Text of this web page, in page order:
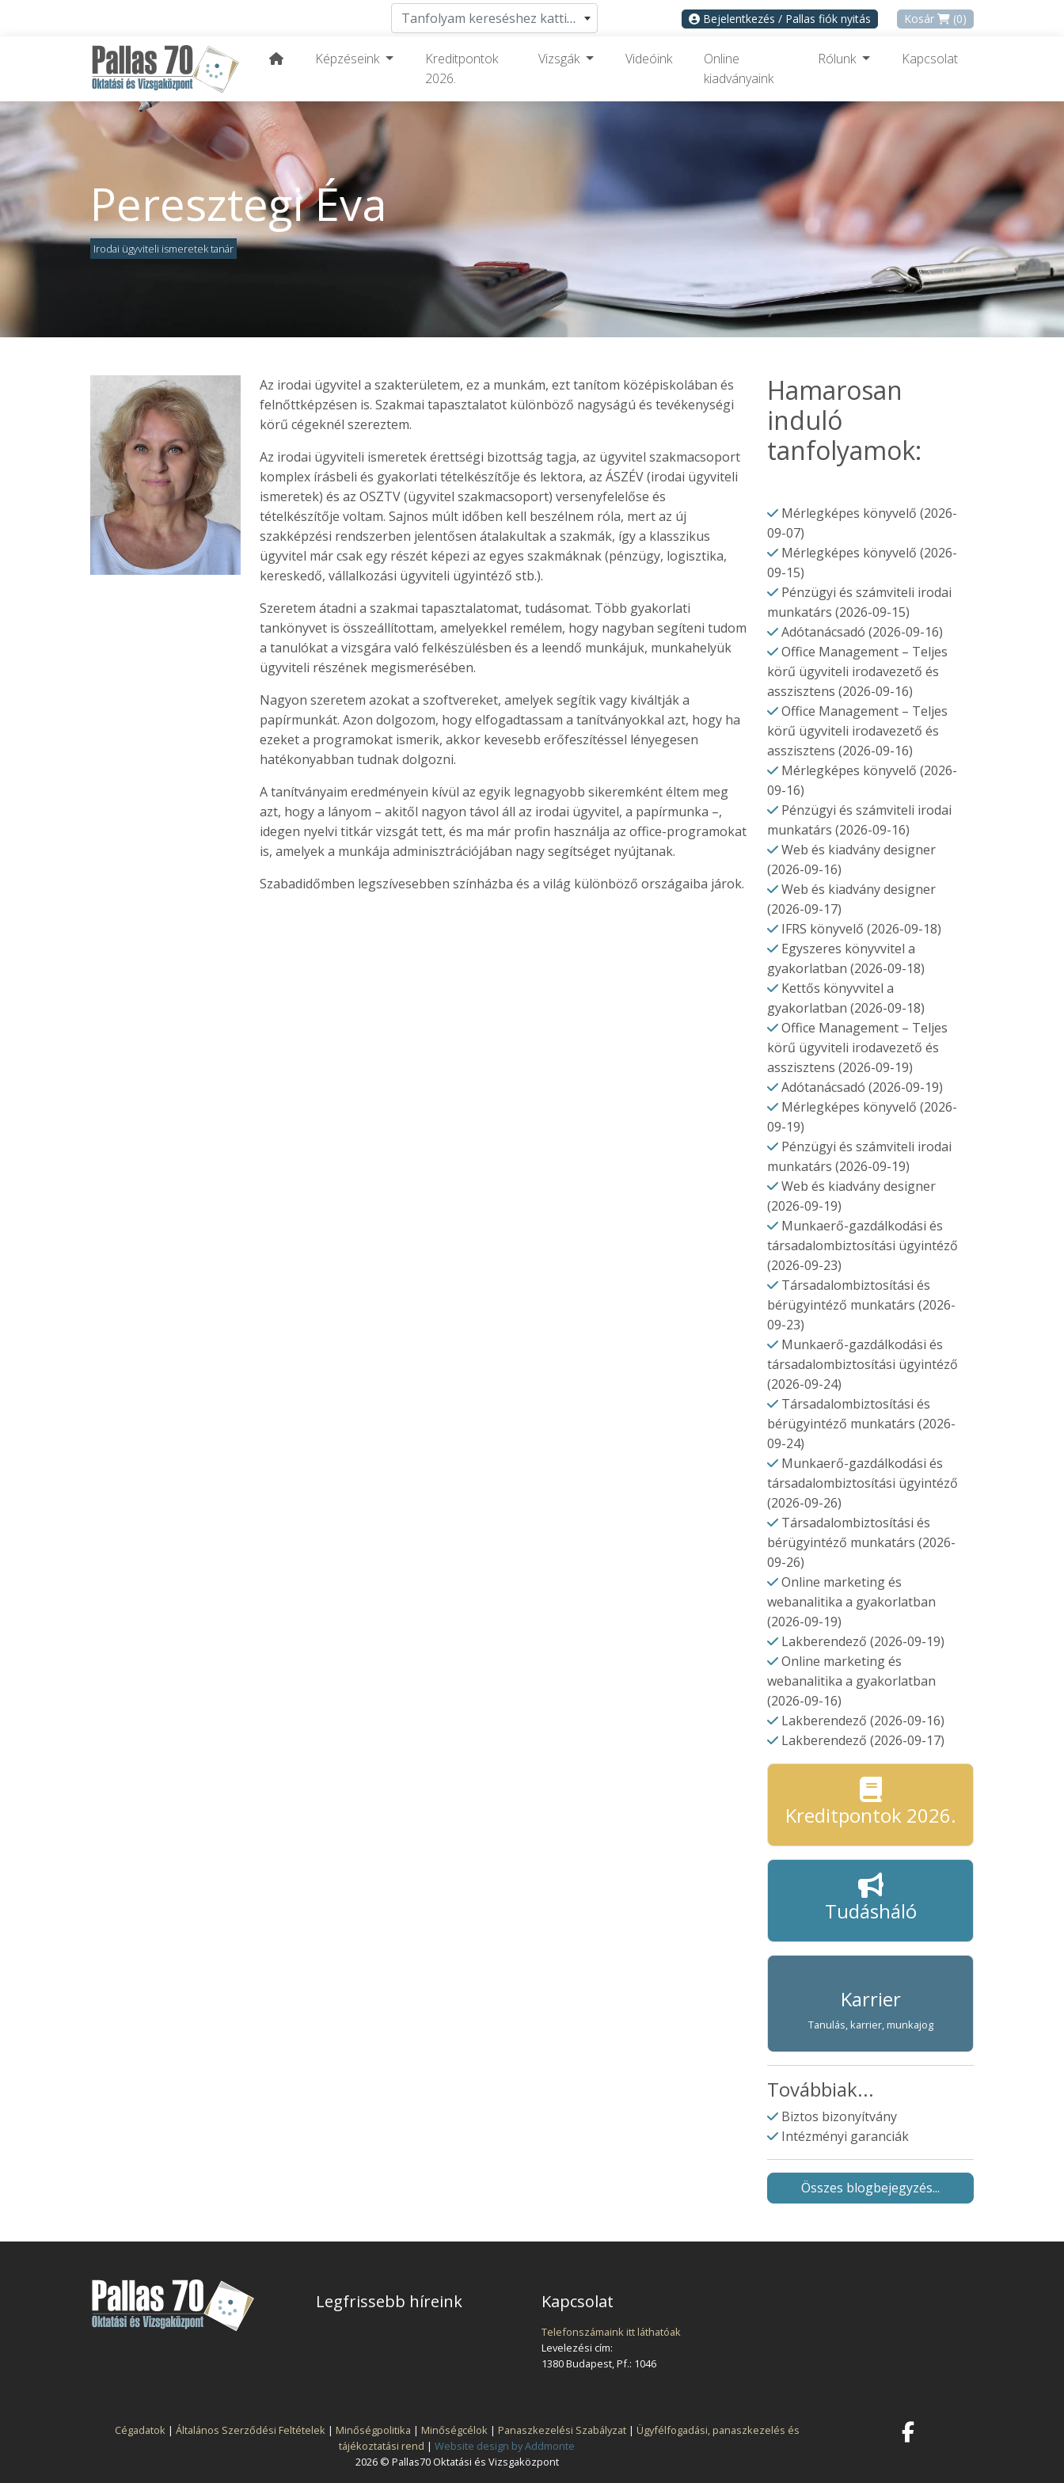
Tanfolyam kereséshez kattints ide Bejelentkezés / Pallas fiók nyitás Kosár (0)
Képzéseink
Kreditpontok
2026.
Vizsgák Videóink
Online
kiadványaink
Rólunk Kapcsolat
Peresztegi Éva
Irodai ügyviteli ismeretek tanár
Az irodai ügyvitel a szakterületem, ez a munkám, ezt tanítom középiskolában és
felnőttképzésen is. Szakmai tapasztalatot különböző nagyságú és tevékenységi
körű cégeknél szereztem.
Az irodai ügyviteli ismeretek érettségi bizottság tagja, az ügyvitel szakmacsoport
komplex írásbeli és gyakorlati tételkészítője és lektora, az ÁSZÉV (irodai ügyviteli
ismeretek) és az OSZTV (ügyvitel szakmacsoport) versenyfelelőse és
tételkészítője voltam. Sajnos múlt időben kell beszélnem róla, mert az új
szakképzési rendszerben jelentősen átalakultak a szakmák, így a klasszikus
ügyvitel már csak egy részét képezi az egyes szakmáknak (pénzügy, logisztika,
kereskedő, vállalkozási ügyviteli ügyintéző stb.).
Szeretem átadni a szakmai tapasztalatomat, tudásomat. Több gyakorlati
tankönyvet is összeállítottam, amelyekkel remélem, hogy nagyban segíteni tudom
a tanulókat a vizsgára való felkészülésben és a leendő munkájuk, munkahelyük
ügyviteli részének megismerésében.
Nagyon szeretem azokat a szoftvereket, amelyek segítik vagy kiváltják a
papírmunkát. Azon dolgozom, hogy elfogadtassam a tanítványokkal azt, hogy ha
ezeket a programokat ismerik, akkor kevesebb erőfeszítéssel lényegesen
hatékonyabban tudnak dolgozni.
A tanítványaim eredményein kívül az egyik legnagyobb sikeremként éltem meg
azt, hogy a lányom – akitől nagyon távol áll az irodai ügyvitel, a papírmunka –,
idegen nyelvi titkár vizsgát tett, és ma már profin használja az office-programokat
is, amelyek a munkája adminisztrációjában nagy segítséget nyújtanak.
Szabadidőmben legszívesebben színházba és a világ különböző országaiba járok.
Hamarosan
induló
tanfolyamok:
Mérlegképes könyvelő (2026-
09-07)
Mérlegképes könyvelő (2026-
09-15)
Pénzügyi és számviteli irodai
munkatárs (2026-09-15)
Adótanácsadó (2026-09-16)
Office Management – Teljes
körű ügyviteli irodavezető és
asszisztens (2026-09-16)
Office Management – Teljes
körű ügyviteli irodavezető és
asszisztens (2026-09-16)
Mérlegképes könyvelő (2026-
09-16)
Pénzügyi és számviteli irodai
munkatárs (2026-09-16)
Web és kiadvány designer
(2026-09-16)
Web és kiadvány designer
(2026-09-17)
IFRS könyvelő (2026-09-18)
Egyszeres könyvvitel a
gyakorlatban (2026-09-18)
Kettős könyvvitel a
gyakorlatban (2026-09-18)
Office Management – Teljes
körű ügyviteli irodavezető és
asszisztens (2026-09-19)
Adótanácsadó (2026-09-19)
Mérlegképes könyvelő (2026-
09-19)
Pénzügyi és számviteli irodai
munkatárs (2026-09-19)
Web és kiadvány designer
(2026-09-19)
Munkaerő-gazdálkodási és
társadalombiztosítási ügyintéző
(2026-09-23)
Társadalombiztosítási és
bérügyintéző munkatárs (2026-
09-23)
Munkaerő-gazdálkodási és
társadalombiztosítási ügyintéző
(2026-09-24)
Társadalombiztosítási és
bérügyintéző munkatárs (2026-
09-24)
Munkaerő-gazdálkodási és
társadalombiztosítási ügyintéző
(2026-09-26)
Társadalombiztosítási és
bérügyintéző munkatárs (2026-
09-26)
Online marketing és
webanalitika a gyakorlatban
(2026-09-19)
Lakberendező (2026-09-19)
Online marketing és
webanalitika a gyakorlatban
(2026-09-16)
Lakberendező (2026-09-16)
Lakberendező (2026-09-17)
Kreditpontok 2026.
Tudásháló
Karrier
Tanulás, karrier, munkajog
Továbbiak...
Biztos bizonyítvány
Intézményi garanciák
Összes blogbejegyzés...
Legfrissebb híreink Kapcsolat
Telefonszámaink itt láthatóak
Levelezési cím:
1380 Budapest, Pf.: 1046
Cégadatok| Általános Szerződési Feltételek| Minőségpolitika | Minőségcélok| Panaszkezelési Szabályzat| Ügyfélfogadási, panaszkezelés és
tájékoztatási rend | Website design by Addmonte
2026 © Pallas70 Oktatási és Vizsgaközpont